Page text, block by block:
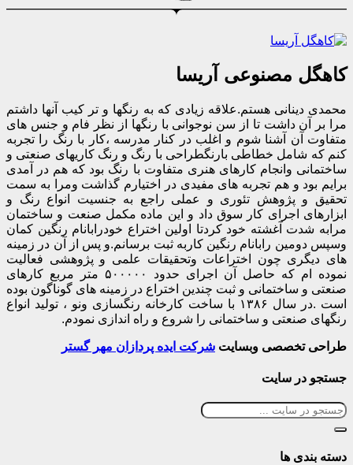
کاهگل مصنوعی آریسا
محمدی دینانی هستم.علاقه زیادی که به رنگها و تر کیب آنها داشتم
مرا بر آن داشت تا از سن نوجوانی با رنگها از نظر فام و جنس های
متفاوت آن آشنا شوم و اغلب در کنار مدرسه ،کار با رنگ را تجربه
کنم که شامل خطاطی بارنگطراحی با رنگ و رنگ کاریهای صنعتی و
ساختمانی وانجام کارهای هنری متفاوت با رنگ بود که هم در آمدی
برایم بود و هم تجربه های مفیدی در اختیارم گذاشت ومرا به سمت
تحقیق و پژوهش تئوری و عملی راجع به جنسیت انواع رنگ و
ابزارهای اجرای کار سوق داد و این ماده مکمل صنعت و ساختمان
مرابه شدت آغشته خود کردتا اولین اختراع خودرابانام رنگین کمان
وسپس دومین رابانام رنگین کاربه ثبت برسانم.و پس از آن در زمینه
های دیگری چون اختراعات وتحقیقات علمی و پژوهشی فعالیت
نموده ام که حاصل آن اجرای حدود ۵۰۰۰۰۰ متر مربع کارهای
صنعتی و ساختمانی و ثبت چندین اختراع در زمینه های گوناگون بوده
است .در سال ۱۳۸۶ با ساخت کارخانه رنگسازی ونو ، تولید انواع
رنگهای صنعتی و ساختمانی را شروع و راه اندازی نمودم.
طراحی تخصصی وبسایت شرکت ایده پردازان مهر گستر
جستجو در سایت
دسته بندی ها